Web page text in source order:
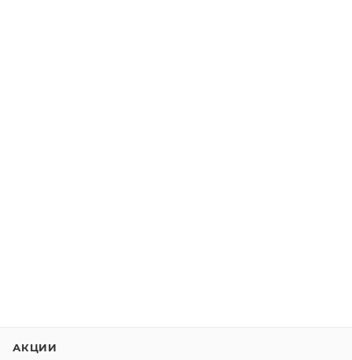
АКЦИИ